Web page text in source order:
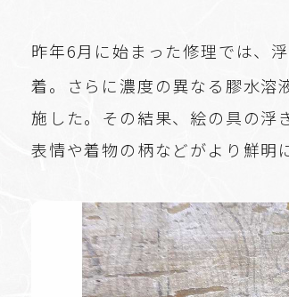
昨年6月に始まった修理では、
着。さらに濃度の異なる膠水溶
施した。その結果、絵の具の浮
表情や着物の柄などがより鮮明